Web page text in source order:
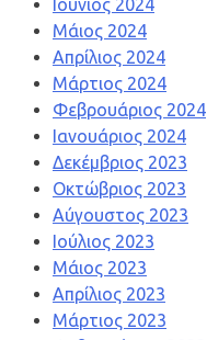
Ιούνιος 2024
Μάιος 2024
Απρίλιος 2024
Μάρτιος 2024
Φεβρουάριος 2024
Ιανουάριος 2024
Δεκέμβριος 2023
Οκτώβριος 2023
Αύγουστος 2023
Ιούλιος 2023
Μάιος 2023
Απρίλιος 2023
Μάρτιος 2023